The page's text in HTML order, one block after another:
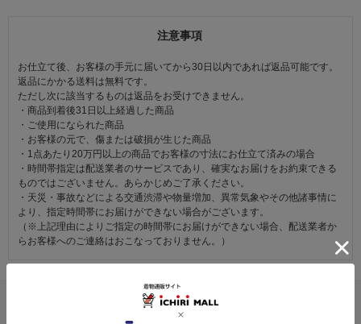
注意事項
お仕立て後、お客様の手元に届いてから30日以内であれば返品可能です。
返品にかかる送料は無料です。
ただし次に該当するものは返品をお受けできません。
・商品到着後31日以上経過した商品
・ご使用になられた商品
・お客様の元で、傷または破損が生じた商品
・1点あたり20万円以上の商品でお客様の寸法にお仕立て済みの場合
・時間帯指定は配送業者のサービスであり、確実なお届けをお約束できる
ものではございません。あらかじめご了承ください。
・天災・事故などによる交通渋滞や物量増加、異常気象やその他諸事情に
より、指定時間帯にお届けができない場合がございます。
（※上記理由によりご指定の時間帯にお届けができない場合、配送業者か
らお客様へのご連絡はおこなっておりません。）